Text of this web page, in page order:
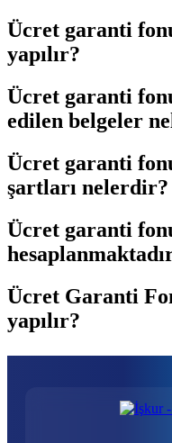
Ücret garanti
yapılır?
Ücret garanti
edilen belgeler
Ücret garanti
şartları nelerdir?
Ücret garanti
Ücret Garanti
yapılır?